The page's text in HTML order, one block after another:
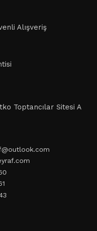
Alışveriş
Toptancılar Sitesi A